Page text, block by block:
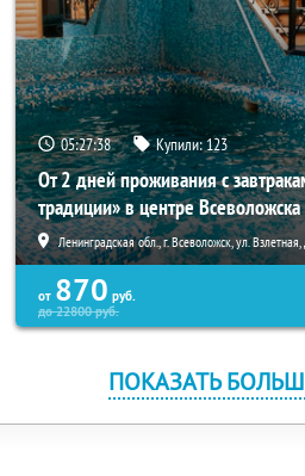
05:27:37 Купили:123
От 2 дней проживания с
традиции» в центре Всеволожска
Ленинградская обл., г. Всеволожск, ул. Взлетная,
от 870 руб.
до22800руб.
ПОКАЗАТЬ